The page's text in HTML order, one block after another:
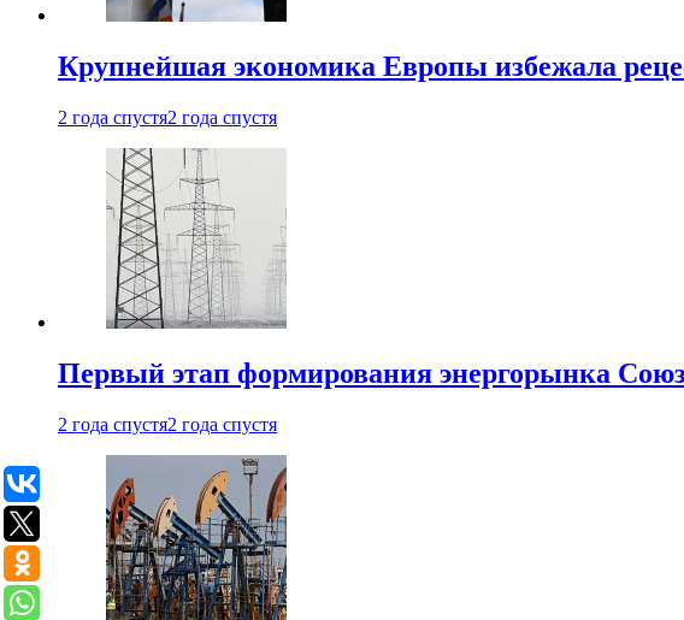
Крупнейшая экономика Европы избежала
2 года спустя2 года спустя
Первый этап формирования энергорынка
2 года спустя2 года спустя